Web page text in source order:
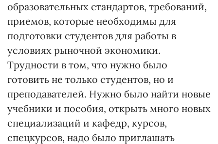
образовательных стандартов, требований,
приемов, которые необходимы для
подготовки студентов для работы в
условиях рыночной экономики.
Трудности в том, что нужно было
готовить не только студентов, но и
преподавателей. Нужно было найти новые
учебники и пособия, открыть много новых
специализаций и кафедр, курсов,
спецкурсов, надо было приглашать